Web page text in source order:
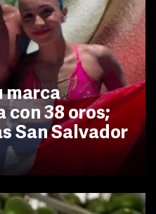
marca
con 38 oros;
San Salvador